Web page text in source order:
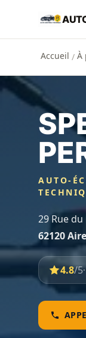
Aller au
Accueil / À
AUTO-
29 Rue
62120
4.8/5